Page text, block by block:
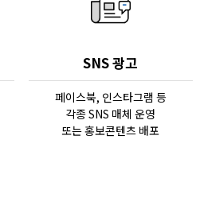
SNS 광고
페이스북, 인스타그램 등
각종 SNS 매체 운영
또는 홍보콘텐츠 배포